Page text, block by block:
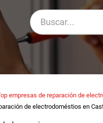
empresas de reparación de
de electrodoméstios en